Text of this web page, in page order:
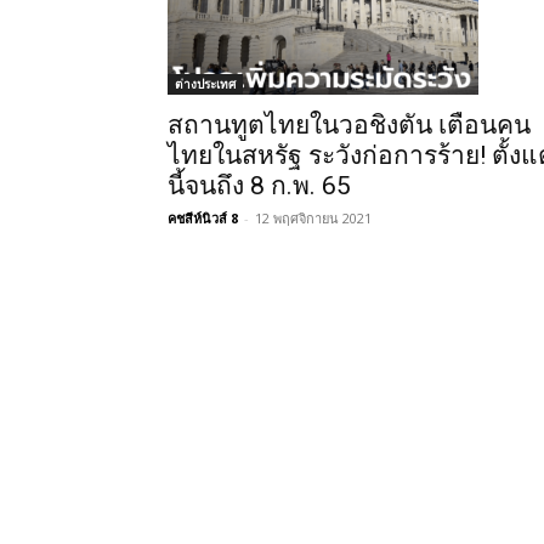
ต่างประเทศ
สถานทูตไทยในวอชิงตัน เตือนคน
ไทยในสหรัฐ ระวังก่อการร้าย! ตั้ง
นี้จนถึง 8 ก.พ. 65
คชสีห์นิวส์ 8 - 12 พฤศจิกายน 2021